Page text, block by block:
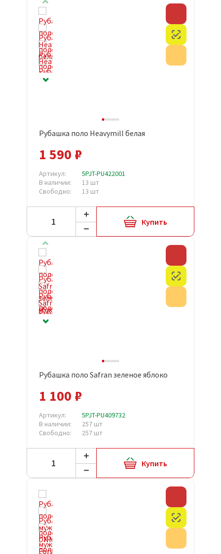
Рубашка поло Heavymill белая
1 590 ₽
Артикул:
5PJT-PU422001
В наличии:
13 шт
Свободно:
13 шт
Купить
Рубашка поло Safran зеленое яблоко
1 100 ₽
Артикул:
5PJT-PU409732
В наличии:
257 шт
Свободно:
257 шт
Купить